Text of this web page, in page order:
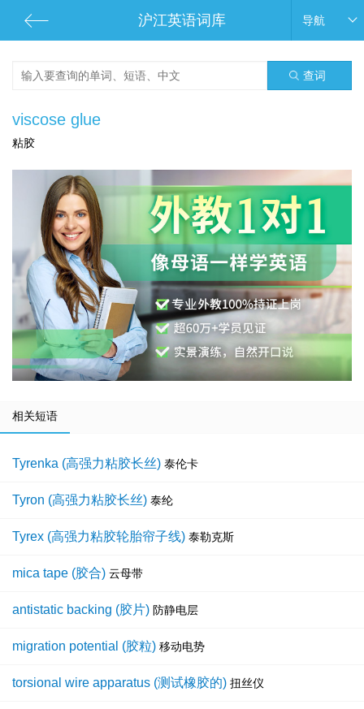
沪江英语词库 导航
查词
viscose glue
粘胶
相关短语
Tyrenka (高强力粘胶长丝) 泰伦卡
Tyron (高强力粘胶长丝) 泰纶
Tyrex (高强力粘胶轮胎帘子线) 泰勒克斯
mica tape (胶合) 云母带
antistatic backing (胶片) 防静电层
migration potential (胶粒) 移动电势
torsional wire apparatus (测试橡胶的) 扭丝仪